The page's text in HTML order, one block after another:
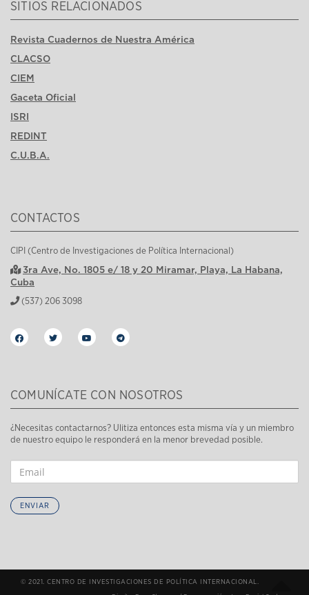
SITIOS RELACIONADOS
Revista Cuadernos de Nuestra América
CLACSO
CIEM
Gaceta Oficial
ISRI
REDINT
C.U.B.A.
CONTACTOS
CIPI (Centro de Investigaciones de Política Internacional)
3ra Ave, No. 1805 e/ 18 y 20 Miramar, Playa, La Habana,
Cuba
(537) 206 3098
COMUNÍCATE CON NOSOTROS
¿Necesitas contactarnos? Ulitiza entonces esta misma vía y un miembro
de nuestro equipo le responderá en la menor brevedad posible.
ENVIAR
© 2021. CENTRO DE INVESTIGACIONES DE POLÍTICA INTERNACIONAL.